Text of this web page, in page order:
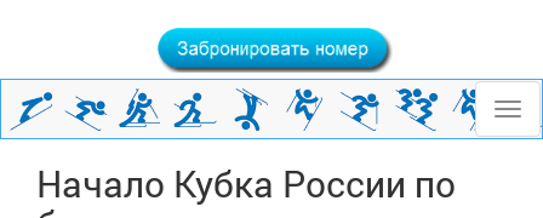
Начало Кубка России по